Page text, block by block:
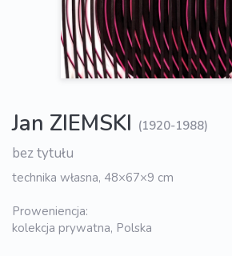
Jan ZIEMSKI (1920-1988)
bez tytułu
technika własna, 48×67×9 cm
Proweniencja:
kolekcja prywatna, Polska